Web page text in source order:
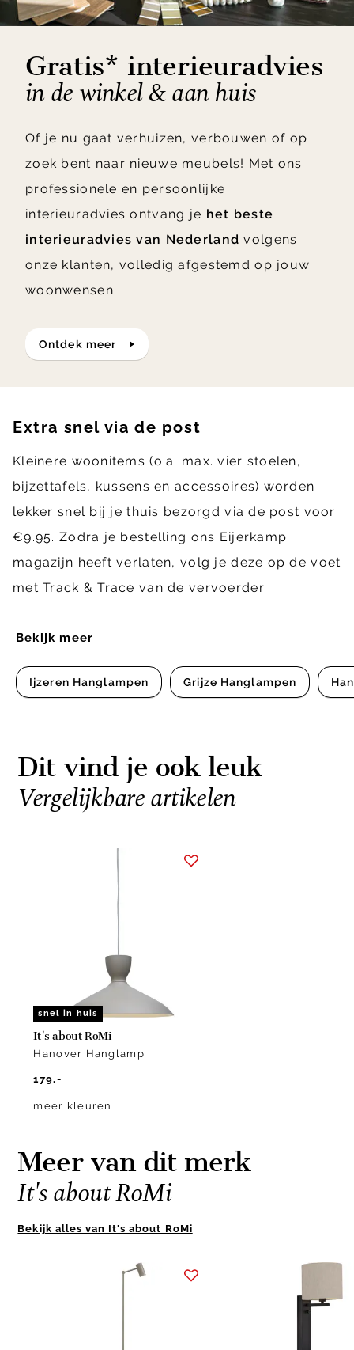
Gratis* interieuradvies
in de winkel & aan huis
Of je nu gaat verhuizen, verbouwen of op
zoek bent naar nieuwe meubels! Met ons
professionele en persoonlijke
interieuradvies ontvang je het beste
interieuradvies van Nederland volgens
onze klanten, volledig afgestemd op jouw
woonwensen.
ontdek meer
Bekijk meer
Ijzeren Hanglampen Grijze Hanglampen
Extra snel via de post
Kleinere woonitems (o.a. max. vier stoelen,
bijzettafels, kussens en accessoires) worden
lekker snel bij je thuis bezorgd via de post voor
€9.95. Zodra je bestelling ons Eijerkamp
magazijn heeft verlaten, volg je deze op de voet
met Track & Trace van de vervoerder.
Dit vind je ook leuk
Vergelijkbare artikelen
snel in huis
It's about RoMi
Hanover Hanglamp
179.-
meer kleuren
Meer van dit merk
It's about RoMi
Bekijk alles van It's about RoMi